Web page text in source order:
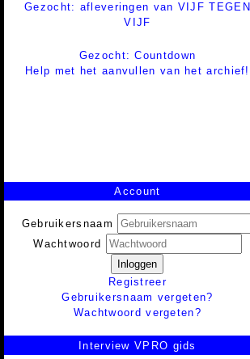
Gezocht: afleveringen van VIJF TEGEN
VIJF
Gezocht: Countdown
Help met het aanvullen van het archief!
Account
Gebruikersnaam
Wachtwoord
Inloggen
Registreer
Gebruikersnaam vergeten?
Wachtwoord vergeten?
Interview VPRO gids